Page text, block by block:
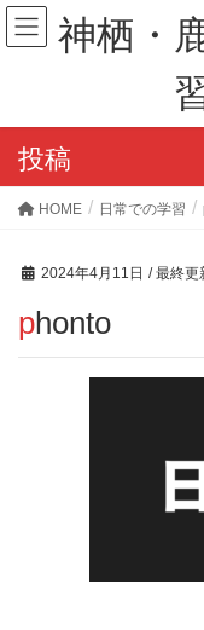
神栖・
投稿
HOME 日常での学習
2024年4月11日 / 最終更
phonto